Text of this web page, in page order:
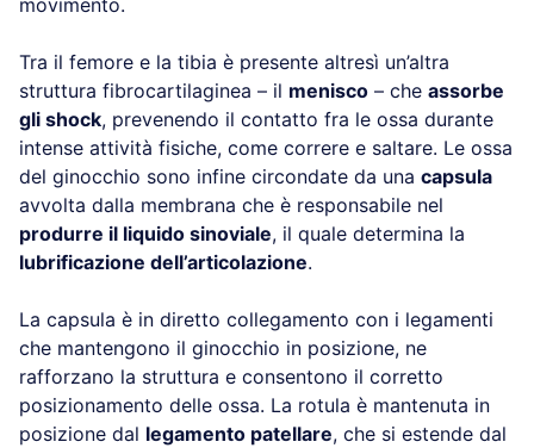
Tra il femore e la tibia è presente altresì un’altra
struttura fibrocartilaginea – il menisco – che assorbe
gli shock, prevenendo il contatto fra le ossa durante
intense attività fisiche, come correre e saltare. Le ossa
del ginocchio sono infine circondate da una capsula
avvolta dalla membrana che è responsabile nel
produrre il liquido sinoviale, il quale determina la
lubrificazione dell’articolazione.
La capsula è in diretto collegamento con i legamenti
che mantengono il ginocchio in posizione, ne
rafforzano la struttura e consentono il corretto
posizionamento delle ossa. La rotula è mantenuta in
posizione dal legamento patellare, che si estende dal